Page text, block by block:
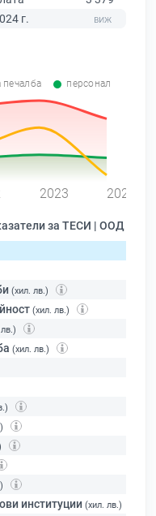
г.
печалба персонал
2023 2024
за ТЕСИ | ООД
(хил. лв.)
(хил. лв.)
(хил. лв.)
институции (хил. лв.)